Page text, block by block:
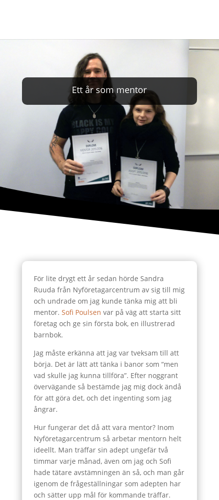
Ett år som mentor
För lite drygt ett år sedan hörde Sandra
Ruuda från Nyföretagarcentrum av sig till mig
och undrade om jag kunde tänka mig att bli
mentor. Sofi Poulsen var på väg att starta sitt
företag och ge sin första bok, en illustrerad
barnbok.
Jag måste erkänna att jag var tveksam till att
börja. Det är lätt att tänka i banor som “men
vad skulle jag kunna tillföra”. Efter noggrant
övervägande så bestämde jag mig dock ändå
för att göra det, och det ingenting som jag
ångrar.
Hur fungerar det då att vara mentor? Inom
Nyföretagarcentrum så arbetar mentorn helt
ideellt. Man träffar sin adept ungefär två
timmar varje månad, även om jag och Sofi
hade tätare avstämningen än så, och man går
igenom de frågeställningar som adepten har
och sätter upp mål för kommande träffar.